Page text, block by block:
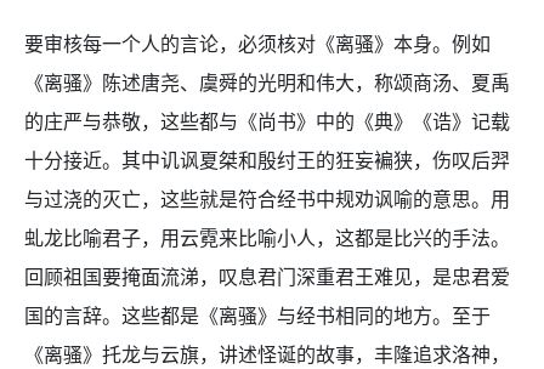
要审核每一个人的言论，必须核对《离骚》本身。例如
《离骚》陈述唐尧、虞舜的光明和伟大，称颂商汤、夏禹
的庄严与恭敬，这些都与《尚书》中的《典》《诰》记载
十分接近。其中讥讽夏桀和殷纣王的狂妄褊狭，伤叹后羿
与过浇的灭亡，这些就是符合经书中规劝讽喻的意思。用
虬龙比喻君子，用云霓来比喻小人，这都是比兴的手法。
回顾祖国要掩面流涕，叹息君门深重君王难见，是忠君爱
国的言辞。这些都是《离骚》与经书相同的地方。至于
《离骚》托龙与云旗，讲述怪诞的故事，丰隆追求洛神，